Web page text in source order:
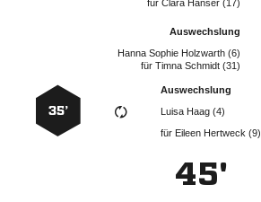
für  
Auswechslung
   
für  
Auswechslung
  
für   
35’
45'